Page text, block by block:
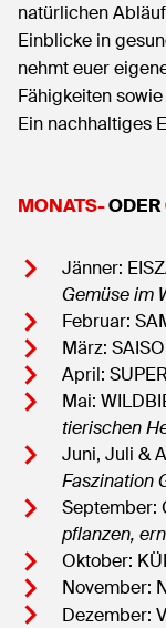
natürlichen
Einblicke in
nehmt euer
Fähigkeiten
Ein nachhaltiges
MONATS-ODER
Jänner:
Gemüse im
Februar:
März:
April:
Mai:
tierischen
Juni, Juli &
Faszination
September:
pflanzen,
Oktober:
November:
Dezember: